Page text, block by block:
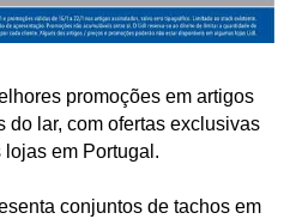
promoções em artigos
do lar, com ofertas exclusivas
em Portugal.
conjuntos de tachos em